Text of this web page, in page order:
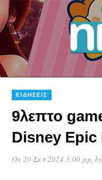
ΕΙΔΉΣΕΙΣ
9λεπτο
Disney Epic
On 20 Σεπ 2024 3:00 μμ, by